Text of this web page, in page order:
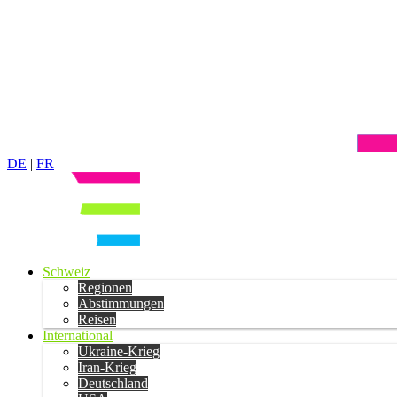
DE | FR
Schweiz
Regionen
Abstimmungen
Reisen
International
Ukraine-Krieg
Iran-Krieg
Deutschland